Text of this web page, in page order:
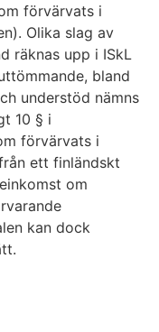
förvärvats i
Olika slag av
räknas upp i ISkL
bland
understöd nämns
10 § i
förvärvats i
ett finländskt
om
kan dock